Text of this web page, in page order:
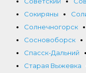
Сокиряны
Солнечногорск
Сосновоборск
Спасск-Дальний
Старая Выжевка